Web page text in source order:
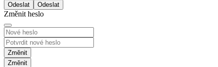
Odeslat
Změnit heslo
Změnit